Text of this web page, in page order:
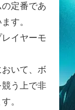
定番であ
す。
イヤーモ
いて、ボ
う上で非
。